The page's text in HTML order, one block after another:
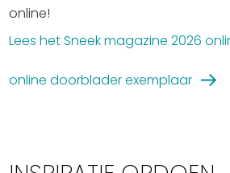
online!
Lees het Sneek magazine 2026
online doorblader exemplaar